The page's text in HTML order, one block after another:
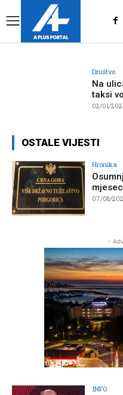
Društvo
Na
taksi
02/01/
OSTALE VIJESTI
Hronika
07/08/
-
INFO